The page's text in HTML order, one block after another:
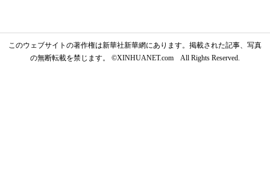
このウェブサイトの著作権は新華社新華網にあります。掲載された記事、写真
の無断転載を禁じます。 ©XINHUANET.com All Rights Reserved.